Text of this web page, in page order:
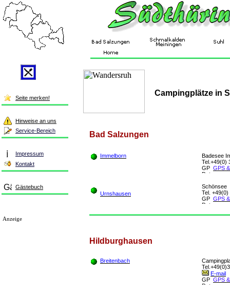
Seite merken!
Hinweise an uns
Service-Bereich
Impressum
Kontakt
Gästebuch
Anzeige
Campingplätze in
Bad Salzungen
Immelborn
Badesee
Tel.+49(0)
GPS
Urnshausen
Schönsee
Tel. +49(0)
GPS
Hildburghausen
Breitenbach
E-mail
GPS